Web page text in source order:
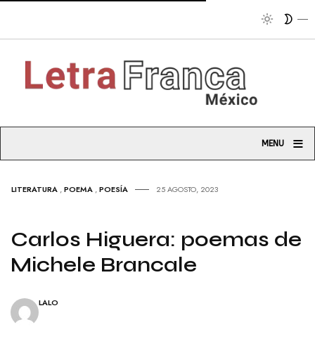
Tribuna
MENU ≡
LITERATURA ,POEMA ,POESÍA 25 AGOSTO, 2023
Carlos Higuera: poemas de
Michele Brancale
LALO